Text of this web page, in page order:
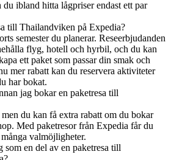
du ibland hitta lågpriser endast ett par
till Thailandviken på Expedia?
semester du planerar. Reseerbjudanden
flyg, hotell och hyrbil, och du kan
ett paket som passar din smak och
mer rabatt kan du reservera aktiviteter
har bokat.
jag bokar en paketresa till
du kan få extra rabatt om du bokar
Med paketresor från Expedia får du
valmöjligheter.
en del av en paketresa till